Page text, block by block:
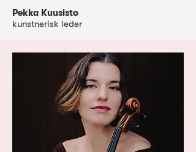
Pekka Kuusisto
kunstnerisk leder